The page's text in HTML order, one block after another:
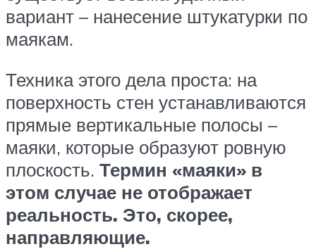
вариант – нанесение штукатурки по
маякам.
Техника этого дела проста: на
поверхность стен устанавливаются
прямые вертикальные полосы –
маяки, которые образуют ровную
плоскость. Термин «маяки» в
этом случае не отображает
реальность. Это, скорее,
направляющие.